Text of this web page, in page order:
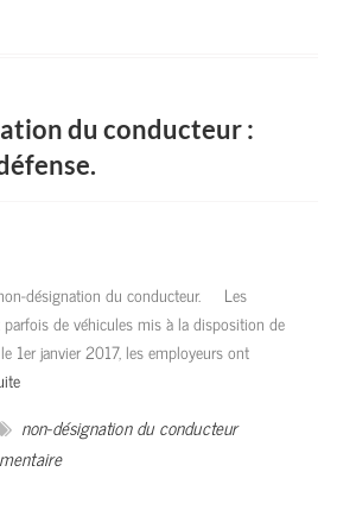
du conducteur :
désignation du conducteur. Les
de véhicules mis à la disposition de
1er janvier 2017, les employeurs ont
non-désignation du conducteur